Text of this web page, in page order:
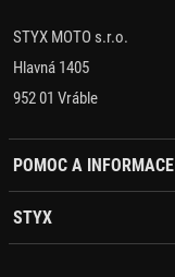
STYX MOTO s.r.o.
Hlavná 1405
952 01 Vráble
POMOC A INFORMACE
STYX